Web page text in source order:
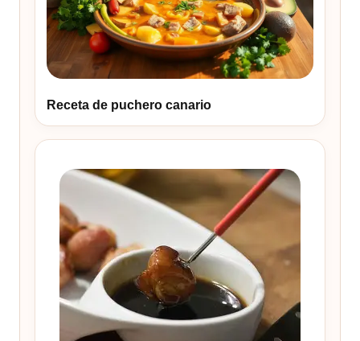
Receta de puchero canario